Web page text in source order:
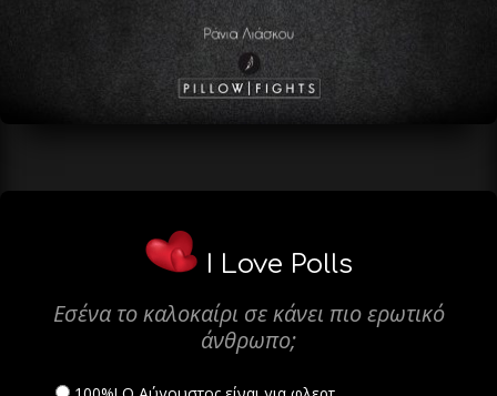
I Love Polls
Εσένα το καλοκαίρι σε κάνει πιο ερωτικό
άνθρωπο;